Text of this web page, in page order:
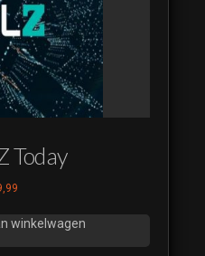
Today
winkelwagen